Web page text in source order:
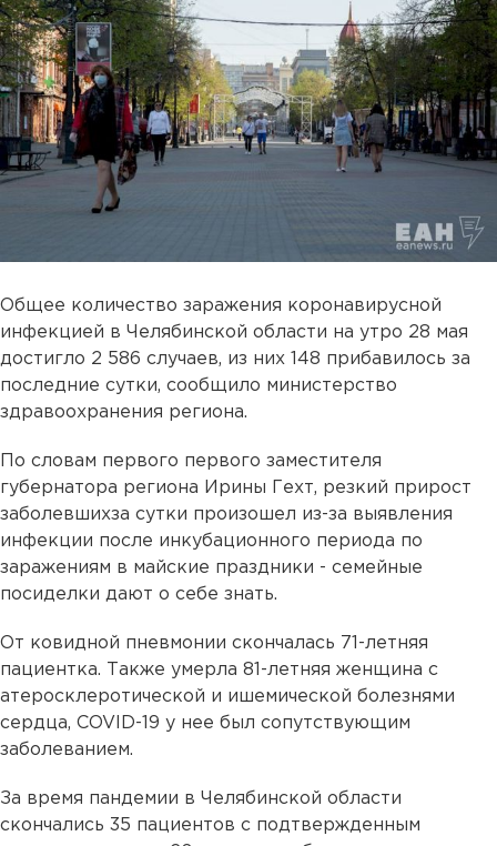
Общее количество заражения коронавирусной
инфекцией в Челябинской области на утро 28 мая
достигло 2 586 случаев, из них 148 прибавилось за
последние сутки, сообщило министерство
здравоохранения региона.
По словам первого первого заместителя
губернатора региона Ирины Гехт, резкий прирост
заболевшихза сутки произошел из-за выявления
инфекции после инкубационного периода по
заражениям в майские праздники - семейные
посиделки дают о себе знать.
От ковидной пневмонии скончалась 71-летняя
пациентка. Также умерла 81-летняя женщина с
атеросклеротической и ишемической болезнями
сердца, COVID-19 у нее был сопутствующим
заболеванием.
За время пандемии в Челябинской области
скончались 35 пациентов с подтвержденным